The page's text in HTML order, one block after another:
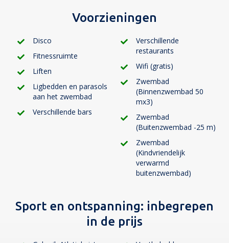
Voorzieningen
Disco
Fitnessruimte
Liften
Ligbedden en parasols
aan het zwembad
Verschillende bars
Verschillende
restaurants
Wifi (gratis)
Zwembad
(Binnenzwembad 50
mx3)
Zwembad
(Buitenzwembad -25 m)
Zwembad
(Kindvriendelijk
verwarmd
buitenzwembad)
Sport en ontspanning: inbegrepen
in de prijs